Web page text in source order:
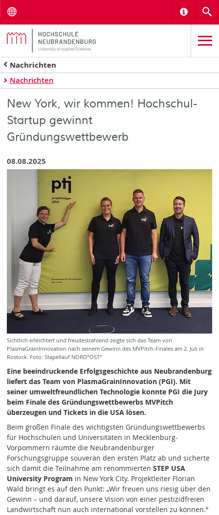
Nachrichten
Nachrichten
New York, wir kommen! Hochschul-
Startup gewinnt
Gründungswettbewerb
08.08.2025
Sichtlich erleichtert und freudestrahlend zeigte sich das Team von
PlasmaGrainInnovation nach seinem Gewinn des MVPitch-Finales am 2. Juli in
Rostock. Foto: Stapellauf NORD°OST°
Eine beeindruckende Erfolgsgeschichte aus Neubrandenburg
liefert das Team von PlasmaGrainInnovation (PGI). Mit
seiner umweltfreundlichen Technologie konnte PGI die Jury
beim Finale des Gründungswettbewerbs MVPitch
überzeugen und Tickets in die USA lösen.
Beim großen Finale des wichtigsten Gründungswettbewerbs
für Hochschulen und Universitäten in Mecklenburg-
Vorpommern räumte die Neubrandenburger
Forschungsgruppe souverän den ersten Platz ab und sicherte
sich damit die Teilnahme am renommiertenSTEP USA
University Program in New York City. Projektleiter Florian
Wald bringt es auf den Punkt: „Wir freuen uns riesig über den
Gewinn – und darauf, unsere Vision von einer pestizidfreien
Landwirtschaft nun auch international vorstellen zu können.“